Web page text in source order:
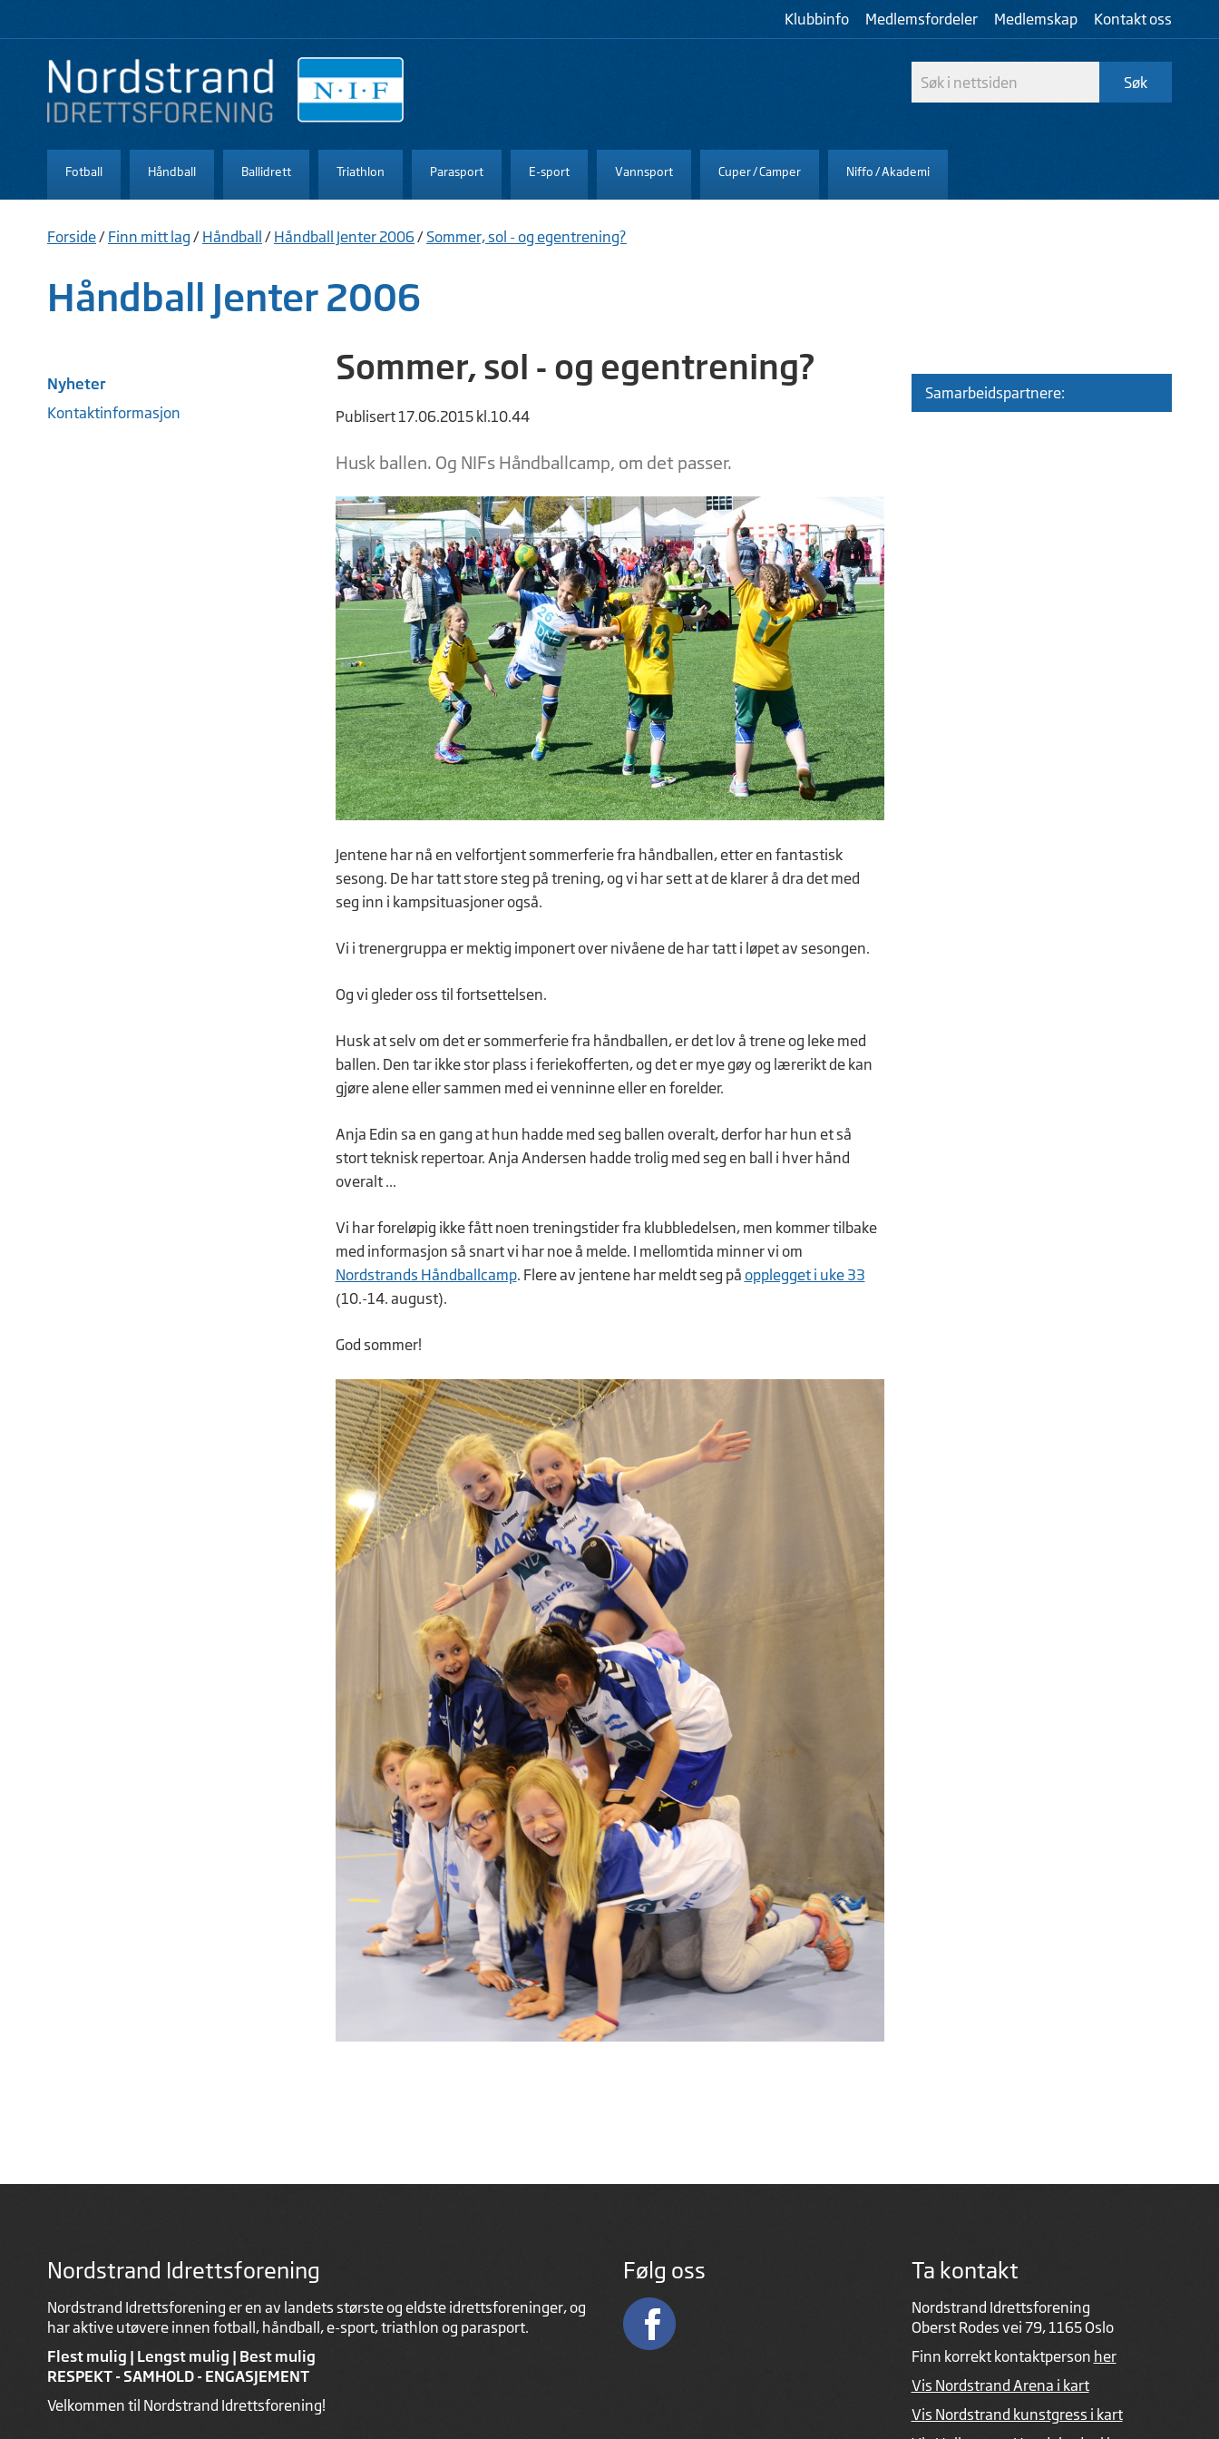
Klubbinfo Medlemsfordeler Medlemskap Kontakt oss
Fotball Håndball Ballidrett Triathlon Parasport E-sport Vannsport Cuper / Camper Niffo / Akademi
Forside/ Finn mitt lag / Håndball / Håndball Jenter 2006/ Sommer, sol - og egentrening?
Håndball Jenter 2006
Nyheter
Kontaktinformasjon
Sommer, sol - og egentrening?
Publisert 17.06.2015 kl.10.44
Husk ballen. Og NIFs Håndballcamp, om det passer.
Jentene har nå en velfortjent sommerferie fra håndballen, etter en fantastisk
sesong. De har tatt store steg på trening, og vi har sett at de klarer å dra det med
seg inn i kampsituasjoner også.
Vi i trenergruppa er mektig imponert over nivåene de har tatt i løpet av sesongen.
Og vi gleder oss til fortsettelsen.
Husk at selv om det er sommerferie fra håndballen, er det lov å trene og leke med
ballen. Den tar ikke stor plass i feriekofferten, og det er mye gøy og lærerikt de kan
gjøre alene eller sammen med ei venninne eller en forelder.
Anja Edin sa en gang at hun hadde med seg ballen overalt, derfor har hun et så
stort teknisk repertoar. Anja Andersen hadde trolig med seg en ball i hver hånd
overalt ...
Vi har foreløpig ikke fått noen treningstider fra klubbledelsen, men kommer tilbake
med informasjon så snart vi har noe å melde. I mellomtida minner vi om
Nordstrands Håndballcamp. Flere av jentene har meldt seg på opplegget i uke 33
(10.-14. august).
God sommer!
Samarbeidspartnere:
Nordstrand Idrettsforening
Nordstrand Idrettsforening er en av landets største og eldste idrettsforeninger, og
har aktive utøvere innen fotball, håndball, e-sport, triathlon og parasport.
Flest mulig | Lengst mulig | Best mulig
RESPEKT - SAMHOLD - ENGASJEMENT
Velkommen til Nordstrand Idrettsforening!
Følg oss Ta kontakt
Nordstrand Idrettsforening
Oberst Rodes vei 79, 1165 Oslo
Finn korrekt kontaktperson her
Vis Nordstrand Arena i kart
Vis Nordstrand kunstgress i kart